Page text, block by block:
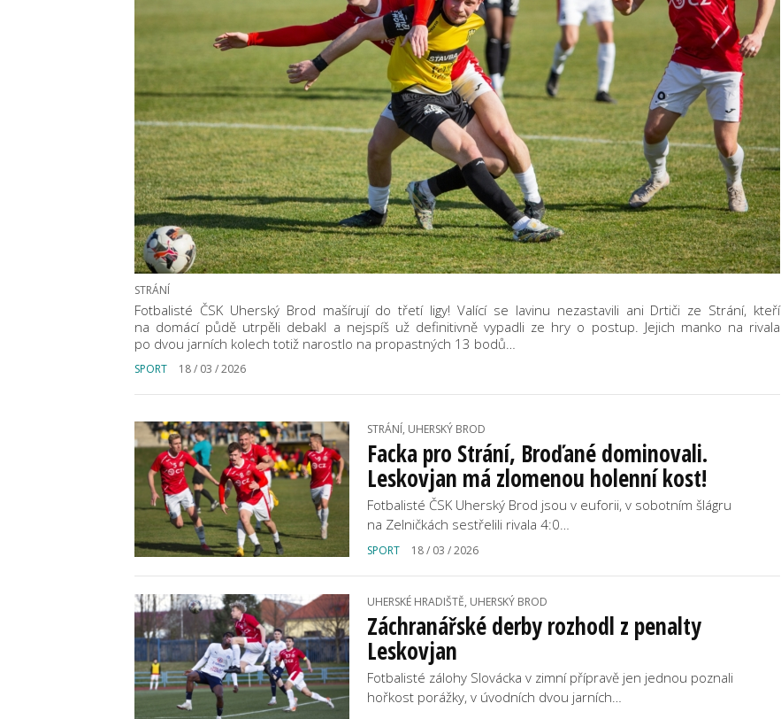
STRÁNÍ
Fotbalisté ČSK Uherský Brod mašírují do třetí ligy! Valící se lavinu nezastavili ani Drtiči ze Strání, kteří
na domácí půdě utrpěli debakl a nejspíš už definitivně vypadli ze hry o postup. Jejich manko na rivala
po dvou jarních kolech totiž narostlo na propastných 13 bodů…
SPORT 18 / 03 / 2026
STRÁNÍ, UHERSKÝ BROD
Facka pro Strání, Broďané dominovali.
Leskovjan má zlomenou holenní kost!
Fotbalisté ČSK Uherský Brod jsou v euforii, v sobotním šlágru
na Zelničkách sestřelili rivala 4:0…
SPORT 18 / 03 / 2026
UHERSKÉ HRADIŠTĚ, UHERSKÝ BROD
Záchranářské derby rozhodl z penalty
Leskovjan
Fotbalisté zálohy Slovácka v zimní přípravě jen jednou poznali
hořkost porážky, v úvodních dvou jarních…